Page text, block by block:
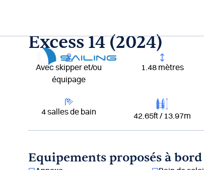
Excess 14 (2024)
Avec skipper et/ou
équipage
1.48 mètres
4 salles de bain 42.65ft / 13.97m
Equipements proposés à bord